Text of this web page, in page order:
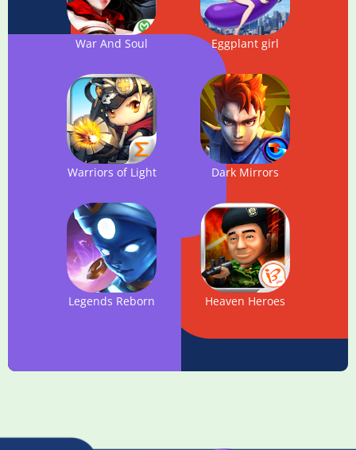
War And Soul Eggplant girl
Warriors of Light Dark Mirrors
Legends Reborn Heaven Heroes